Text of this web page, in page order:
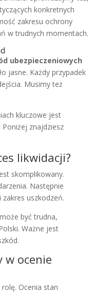
konkretnych
zakresu ochrony
w trudnych momentach.
ubezpieczeniowych
jasne. Każdy przypadek
Musimy też
kluczowe jest
znajdziesz
likwidacji?
skomplikowany.
Następnie
uszkodzeń.
być trudna,
Ważne jest
w ocenie
Ocenia stan